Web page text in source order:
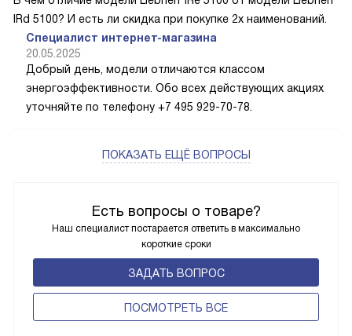
Есть вопросы о товаре?
Наш специалист постарается ответить в максимально
короткие сроки
ЗАДАТЬ ВОПРОС
ПОCМОТРЕТЬ ВСЕ
IRd 5100? И есть ли скидка при покупке 2х наименований.
Специалист интернет-магазина
20.05.2025
Добрый день, модели отличаются классом
энергоэффективности. Обо всех действующих акциях
уточняйте по телефону +7 495 929-70-78.
ПОКАЗАТЬ ЕЩЁ ВОПРОСЫ